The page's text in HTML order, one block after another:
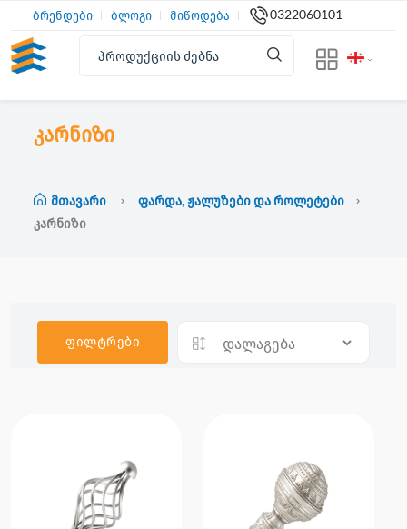
ბრენდები ბლოგი მიწოდება 0322060101
კარნიზი
Მთავარი
Ფარდა, Ჟალუზები Და Როლეტები
Კარნიზი
ფილტრები